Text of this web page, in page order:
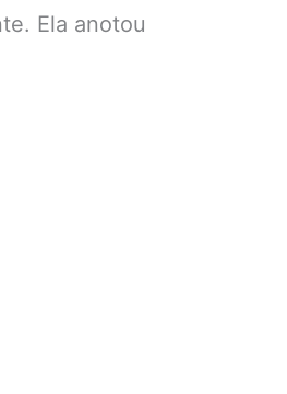
Ela anotou